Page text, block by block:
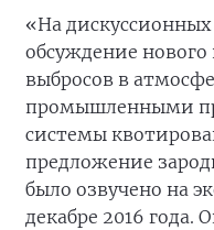
«На
обсуждение
выбросов в
промышленными
системы
предложение
было озвучено на
декабре 2016 года.